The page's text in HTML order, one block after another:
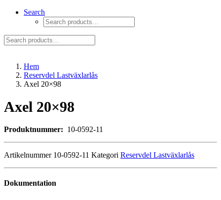
Search
Hem
Reservdel Lastväxlarlås
Axel 20×98
Axel 20×98
Produktnummer: 10-0592-11
Artikelnummer 10-0592-11 Kategori Reservdel Lastväxlarlås
Dokumentation